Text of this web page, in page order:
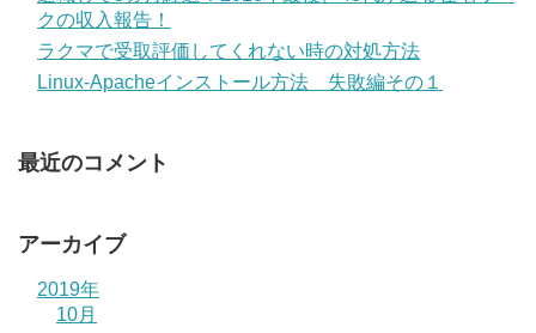
クの収入報告！
ラクマで受取評価してくれない時の対処方法
Linux-Apacheインストール方法 失敗編その１
最近のコメント
アーカイブ
2019年
10月